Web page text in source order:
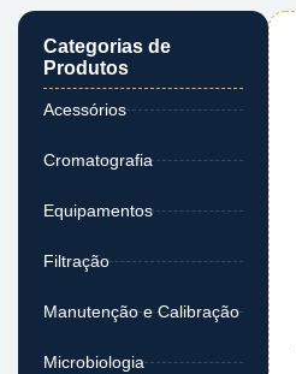
Categorias de
Produtos
Acessórios
Cromatografia
Equipamentos
Filtração
Manutenção e Calibração
Microbiologia